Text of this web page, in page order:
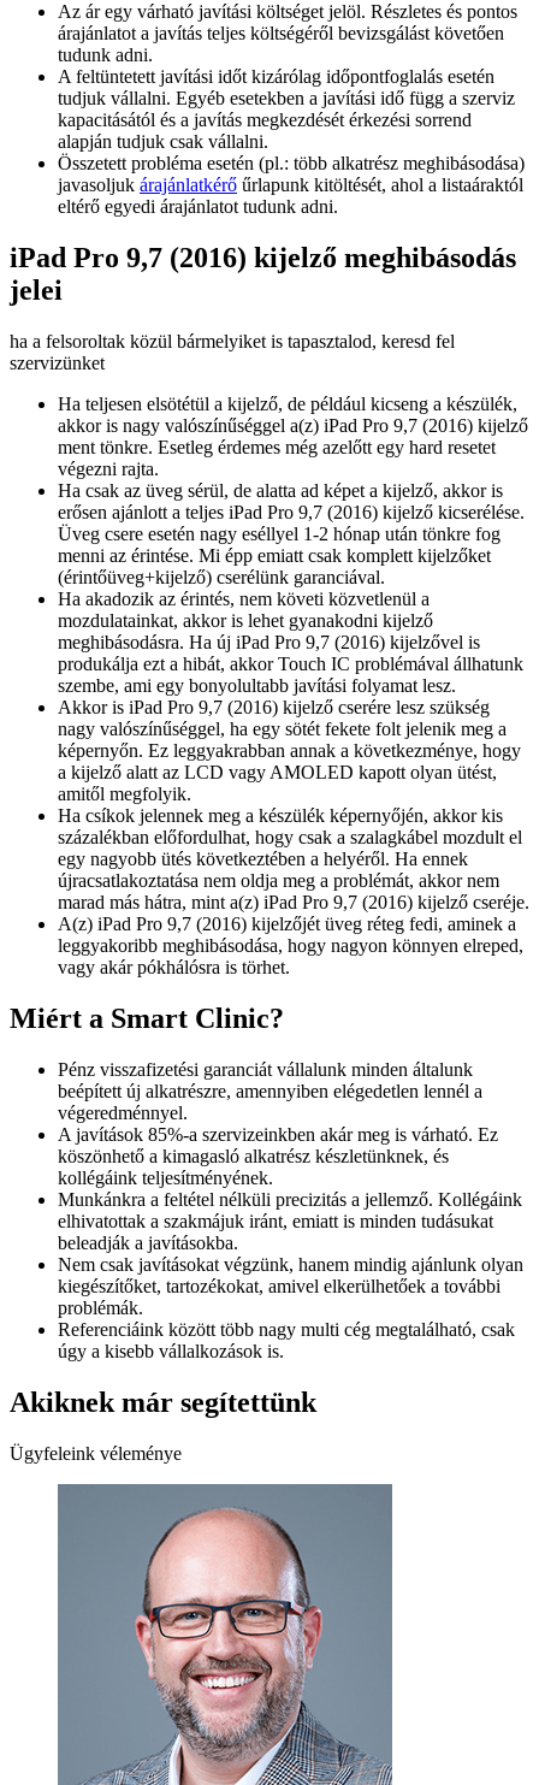
Az ár egy várható javítási költséget jelöl. Részletes és pontos
árajánlatot a javítás teljes költségéről bevizsgálást követően
tudunk adni.
A feltüntetett javítási időt kizárólag időpontfoglalás esetén
tudjuk vállalni. Egyéb esetekben a javítási idő függ a szerviz
kapacitásától és a javítás megkezdését érkezési sorrend
alapján tudjuk csak vállalni.
Összetett probléma esetén (pl.: több alkatrész meghibásodása)
javasoljuk árajánlatkérő űrlapunk kitöltését, ahol a listaáraktól
eltérő egyedi árajánlatot tudunk adni.
iPad Pro 9,7 (2016) kijelző meghibásodás
jelei
ha a felsoroltak közül bármelyiket is tapasztalod, keresd fel
szervizünket
Ha teljesen elsötétül a kijelző, de például kicseng a készülék,
akkor is nagy valószínűséggel a(z) iPad Pro 9,7 (2016) kijelző
ment tönkre. Esetleg érdemes még azelőtt egy hard resetet
végezni rajta.
Ha csak az üveg sérül, de alatta ad képet a kijelző, akkor is
erősen ajánlott a teljes iPad Pro 9,7 (2016) kijelző kicserélése.
Üveg csere esetén nagy eséllyel 1-2 hónap után tönkre fog
menni az érintése. Mi épp emiatt csak komplett kijelzőket
(érintőüveg+kijelző) cserélünk garanciával.
Ha akadozik az érintés, nem követi közvetlenül a
mozdulatainkat, akkor is lehet gyanakodni kijelző
meghibásodásra. Ha új iPad Pro 9,7 (2016) kijelzővel is
produkálja ezt a hibát, akkor Touch IC problémával állhatunk
szembe, ami egy bonyolultabb javítási folyamat lesz.
Akkor is iPad Pro 9,7 (2016) kijelző cserére lesz szükség
nagy valószínűséggel, ha egy sötét fekete folt jelenik meg a
képernyőn. Ez leggyakrabban annak a következménye, hogy
a kijelző alatt az LCD vagy AMOLED kapott olyan ütést,
amitől megfolyik.
Ha csíkok jelennek meg a készülék képernyőjén, akkor kis
százalékban előfordulhat, hogy csak a szalagkábel mozdult el
egy nagyobb ütés következtében a helyéről. Ha ennek
újracsatlakoztatása nem oldja meg a problémát, akkor nem
marad más hátra, mint a(z) iPad Pro 9,7 (2016) kijelző cseréje.
A(z) iPad Pro 9,7 (2016) kijelzőjét üveg réteg fedi, aminek a
leggyakoribb meghibásodása, hogy nagyon könnyen elreped,
vagy akár pókhálósra is törhet.
Miért a Smart Clinic?
Pénz visszafizetési garanciát vállalunk minden általunk
beépített új alkatrészre, amennyiben elégedetlen lennél a
végeredménnyel.
A javítások 85%-a szervizeinkben akár meg is várható. Ez
köszönhető a kimagasló alkatrész készletünknek, és
kollégáink teljesítményének.
Munkánkra a feltétel nélküli precizitás a jellemző. Kollégáink
elhivatottak a szakmájuk iránt, emiatt is minden tudásukat
beleadják a javításokba.
Nem csak javításokat végzünk, hanem mindig ajánlunk olyan
kiegészítőket, tartozékokat, amivel elkerülhetőek a további
problémák.
Referenciáink között több nagy multi cég megtalálható, csak
úgy a kisebb vállalkozások is.
Akiknek már segítettünk
Ügyfeleink véleménye